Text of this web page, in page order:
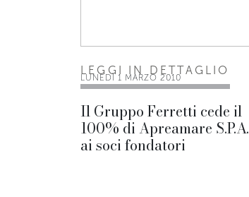
LUNEDÌ 1 MARZO 2010
Il Gruppo Ferretti cede il
100% di Apreamare S.P.A.
ai soci fondatori
LEGGI IN DETTAGLIO